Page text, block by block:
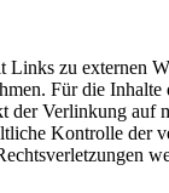
Links zu externen
Für die
der Verlinkung auf
Kontrolle der